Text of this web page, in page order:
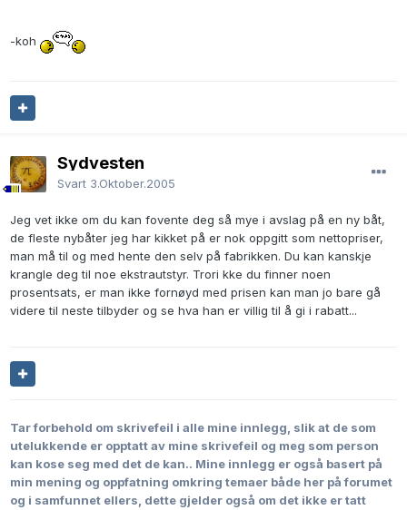
-koh
Sydvesten
Svart 3.Oktober.2005
Jeg vet ikke om du kan fovente deg så mye i avslag på en ny båt,
de fleste nybåter jeg har kikket på er nok oppgitt som nettopriser,
man må til og med hente den selv på fabrikken. Du kan kanskje
krangle deg til noe ekstrautstyr. Trori kke du finner noen
prosentsats, er man ikke fornøyd med prisen kan man jo bare gå
videre til neste tilbyder og se hva han er villig til å gi i rabatt...
Tar forbehold om skrivefeil i alle mine innlegg, slik at de som
utelukkende er opptatt av mine skrivefeil og meg som person
kan kose seg med det de kan.. Mine innlegg er også basert på
min mening og oppfatning omkring temaer både her på forumet
og i samfunnet ellers, dette gjelder også om det ikke er tatt